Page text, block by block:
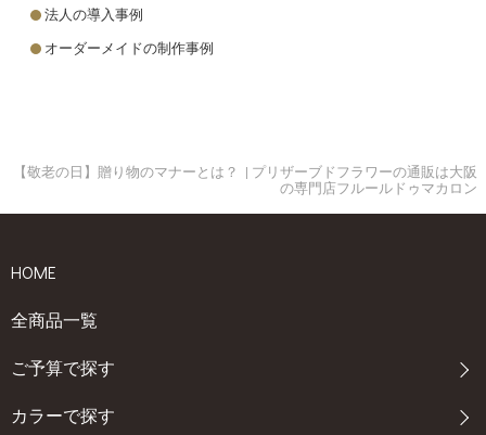
【敬老の日】贈り物のマナーとは？ | プリザーブドフラワーの通販は大阪
の専門店フルールドゥマカロン
法人の導入事例
オーダーメイドの制作事例
HOME
全商品一覧
ご予算で探す
カラーで探す